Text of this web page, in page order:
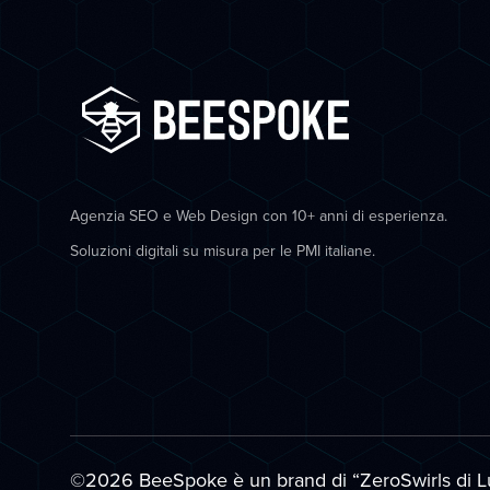
Agenzia SEO e Web Design con 10+ anni di esperienza.
Soluzioni digitali su misura per le PMI italiane.
©2026 BeeSpoke è un brand di “ZeroSwirls di